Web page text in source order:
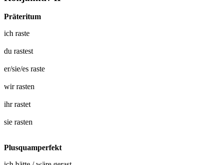
Präteritum
ich raste
du rastest
er/sie/es raste
wirrasten
ihrrastet
sie rasten
Plusquamperfekt